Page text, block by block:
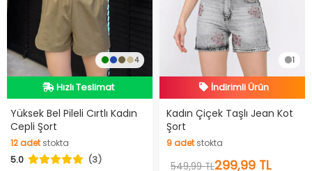
4
Hızlı Teslimat
Hızlı Teslimat
Yüksek Bel Pileli Cırtlı Kadın
Cepli Şort
12adetstokta
12adetstokta
5.0 (3)
1
İndirimli Ürün
Hızlı Teslimat
Kadın Çiçek Taşlı Jean Kot
Şort
9adetstokta
9adetstokta
549,99 TL299,99 TL